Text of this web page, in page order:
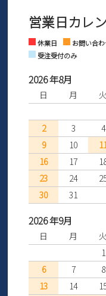
さい。
※土日祝はお問い合わせ
Facebook Instagram
営業日カレ
休業日
お問い合
受注受付のみ
2026 年8月
日 月 火
2
3 4
9
10
16
17
23
24
30
31
2026 年9月
日 月 火
1
6
7 8
13
14